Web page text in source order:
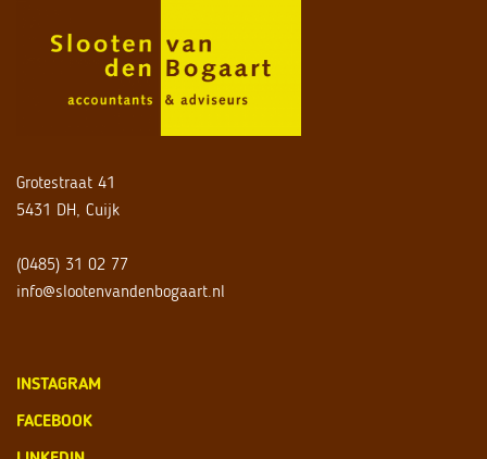
Grotestraat 41
5431 DH, Cuijk
(0485) 31 02 77
info@slootenvandenbogaart.nl
INSTAGRAM
FACEBOOK